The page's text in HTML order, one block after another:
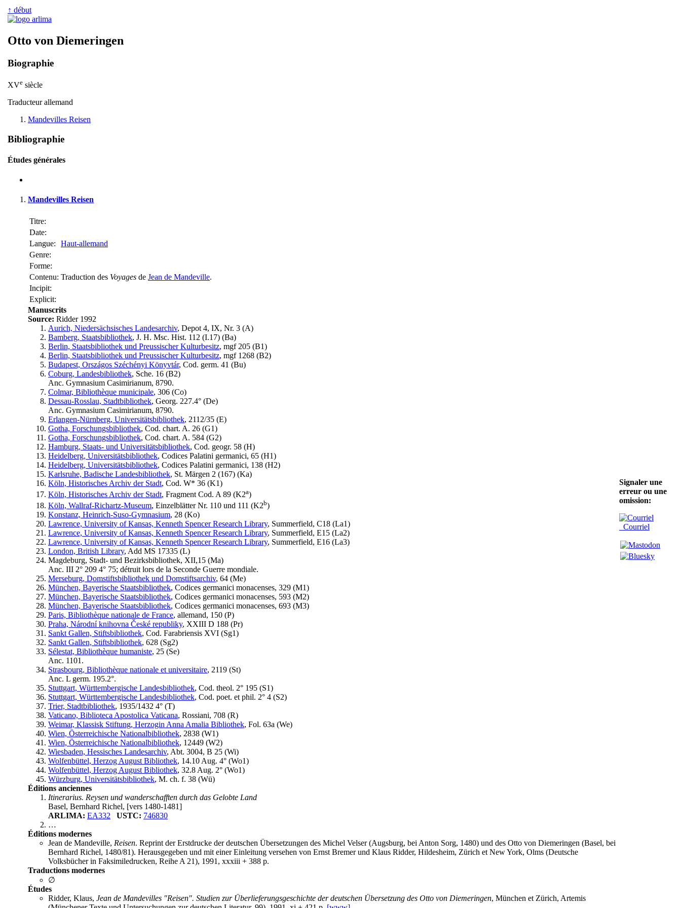
↑ début
Otto von Diemeringen
Biographie
XVe siècle
Traducteur allemand
Mandevilles Reisen
Bibliographie
Études générales
Mandevilles Reisen
Titre:
Date:
Langue:
Haut-allemand
Genre:
Forme:
Contenu: Traduction des Voyages de Jean de Mandeville.
Incipit:
Explicit:
Manuscrits
Source: Ridder 1992
Aurich, Niedersächsisches Landesarchiv, Depot 4, IX, Nr. 3 (A)
Bamberg, Staatsbibliothek, J. H. Msc. Hist. 112 (I.17) (Ba)
Berlin, Staatsbibliothek und Preussischer Kulturbesitz, mgf 205 (B1)
Berlin, Staatsbibliothek und Preussischer Kulturbesitz, mgf 1268 (B2)
Budapest, Országos Széchényi Könyvtár, Cod. germ. 41 (Bu)
Coburg, Landesbibliothek, Sche. 16 (B2)
Anc. Gymnasium Casimirianum, 8790.
Colmar, Bibliothèque municipale, 306 (Co)
Dessau-Rosslau, Stadtbibliothek, Georg. 227.4° (De)
Anc. Gymnasium Casimirianum, 8790.
Erlangen-Nürnberg, Universitätsbibliothek, 2112/35 (E)
Gotha, Forschungsbibliothek, Cod. chart. A. 26 (G1)
Gotha, Forschungsbibliothek, Cod. chart. A. 584 (G2)
Hamburg, Staats- und Universitätsbibliothek, Cod. geogr. 58 (H)
Heidelberg, Universitätsbibliothek, Codices Palatini germanici, 65 (H1)
Heidelberg, Universitätsbibliothek, Codices Palatini germanici, 138 (H2)
Karlsruhe, Badische Landesbibliothek, St. Märgen 2 (167) (Ka)
Köln, Historisches Archiv der Stadt, Cod. W* 36 (K1)
Köln, Historisches Archiv der Stadt, Fragment Cod. A 89 (K2a)
Köln, Wallraf-Richartz-Museum, Einzelblätter Nr. 110 und 111 (K2b)
Konstanz, Heinrich-Suso-Gymnasium, 28 (Ko)
Lawrence, University of Kansas, Kenneth Spencer Research Library, Summerfield, C18 (La1)
Lawrence, University of Kansas, Kenneth Spencer Research Library, Summerfield, E15 (La2)
Lawrence, University of Kansas, Kenneth Spencer Research Library, Summerfield, E16 (La3)
London, British Library, Add MS 17335 (L)
Magdeburg, Stadt- und Bezirksbibliothek, XII,15 (Ma)
Anc. III 2° 209 4° 75; détruit lors de la Seconde Guerre mondiale.
Merseburg, Domstiftsbibliothek und Domstiftsarchiv, 64 (Me)
München, Bayerische Staatsbibliothek, Codices germanici monacenses, 329 (M1)
München, Bayerische Staatsbibliothek, Codices germanici monacenses, 593 (M2)
München, Bayerische Staatsbibliothek, Codices germanici monacenses, 693 (M3)
Paris, Bibliothèque nationale de France, allemand, 150 (P)
Praha, Národní knihovna České republiky, XXIII D 188 (Pr)
Sankt Gallen, Stiftsbibliothek, Cod. Farabriensis XVI (Sg1)
Sankt Gallen, Stiftsbibliothek, 628 (Sg2)
Sélestat, Bibliothèque humaniste, 25 (Se)
Anc. 1101.
Strasbourg, Bibliothèque nationale et universitaire, 2119 (St)
Anc. L germ. 195.2°.
Stuttgart, Württembergische Landesbibliothek, Cod. theol. 2° 195 (S1)
Stuttgart, Württembergische Landesbibliothek, Cod. poet. et phil. 2° 4 (S2)
Trier, Stadtbibliothek, 1935/1432 4° (T)
Vaticano, Biblioteca Apostolica Vaticana, Rossiani, 708 (R)
Weimar, Klassisk Stiftung, Herzogin Anna Amalia Bibliothek, Fol. 63a (We)
Wien, Österreichische Nationalbibliothek, 2838 (W1)
Wien, Österreichische Nationalbibliothek, 12449 (W2)
Wiesbaden, Hessisches Landesarchiv, Abt. 3004, B 25 (Wi)
Wolfenbüttel, Herzog August Bibliothek, 14.10 Aug. 4° (Wo1)
Wolfenbüttel, Herzog August Bibliothek, 32.8 Aug. 2° (Wo1)
Würzburg, Universitätsbibliothek, M. ch. f. 38 (Wü)
Éditions anciennes
Itinerarius. Reysen und wanderschafften durch das Gelobte Land
Basel, Bernhard Richel, [vers 1480-1481]
ARLIMA: EA332 USTC: 746830
…
Éditions modernes
Jean de Mandeville, Reisen. Reprint der Erstdrucke der deutschen Übersetzungen des Michel Velser (Augsburg, bei Anton Sorg, 1480) und des Otto von Diemeringen (Basel, bei
Bernhard Richel, 1480/81). Herausgegeben und mit einer Einleitung versehen von Ernst Bremer und Klaus Ridder, Hildesheim, Zürich et New York, Olms (Deutsche
Volksbücher in Faksimiledrucken, Reihe A 21), 1991, xxxiii + 388 p.
Traductions modernes
∅
Études
Ridder, Klaus, Jean de Mandevilles "Reisen". Studien zur Überlieferungsgeschichte der deutschen Übersetzung des Otto von Diemeringen, München et Zürich, Artemis
Signaler une
erreur ou une
omission:
Courriel